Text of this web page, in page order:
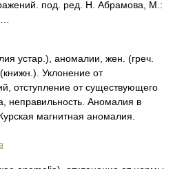
под. ред. Н. Абрамова, М.:
устар.), аномалии, жен. (греч.
Уклонение от
отступление от существующего
неправильность. Аномалия в
магнитная аномалия.